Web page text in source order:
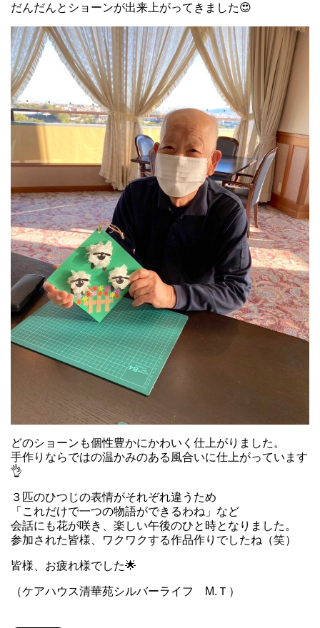
だんだんとショーンが出来上がってきました😍
どのショーンも個性豊かにかわいく仕上がりました。
手作りならではの温かみのある風合いに仕上がっています
👌
３匹のひつじの表情がそれぞれ違うため
「これだけで一つの物語ができるわね」など
会話にも花が咲き、楽しい午後のひと時となりました。
参加された皆様、ワクワクする作品作りでしたね（笑）
皆様、お疲れ様でした🌟
（ケアハウス清華苑シルバーライフ M.Ｔ）